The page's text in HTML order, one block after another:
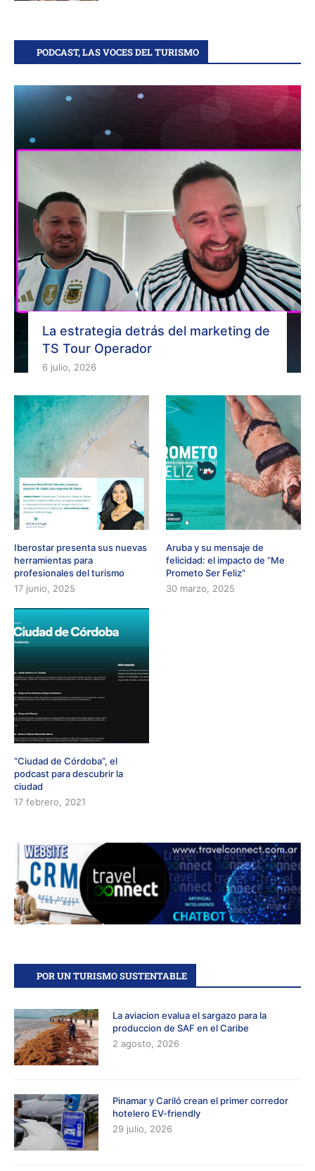
PODCAST, LAS VOCES DEL TURISMO
La estrategia detrás del marketing de
TS Tour Operador
6 julio, 2026
Iberostar presenta sus nuevas
herramientas para
profesionales del turismo
17 junio, 2025
Aruba y su mensaje de
felicidad: el impacto de “Me
Prometo Ser Feliz”
30 marzo, 2025
“Ciudad de Córdoba”, el
podcast para descubrir la
ciudad
17 febrero, 2021
POR UN TURISMO SUSTENTABLE
La aviacion evalua el sargazo para la
produccion de SAF en el Caribe
2 agosto, 2026
Pinamar y Cariló crean el primer corredor
hotelero EV-friendly
29 julio, 2026